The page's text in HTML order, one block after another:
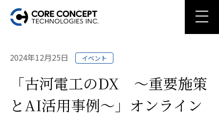
2024年12月25日 イベント
「古河電工のDX ～重要施策
とAI活用事例～」オンライン